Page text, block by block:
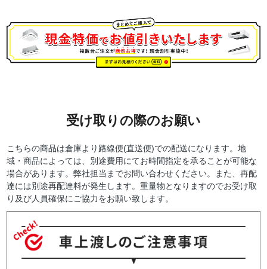
受け取りの際のお願い
こちらの商品は倉庫より路線便(直送便)での配送になります。地
域・商品によっては、別途費用にてお時間指定を承ることが可能な
場合があります。弊社担当までお問い合わせください。また、再配
達には別途再配達料が発生します。重量物となりますのでお受け取
り及び人員確保にご協力をお願い致します。